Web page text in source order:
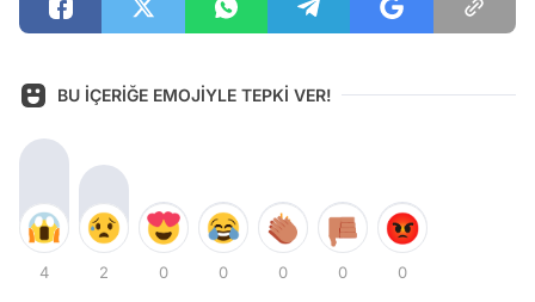
BU İÇERİĞE EMOJİYLE TEPKİ VER!
4 2 0 0 0 0 0